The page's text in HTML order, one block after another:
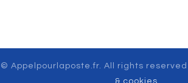
© Appelpourlaposte.fr. All rights reserved
& cookies